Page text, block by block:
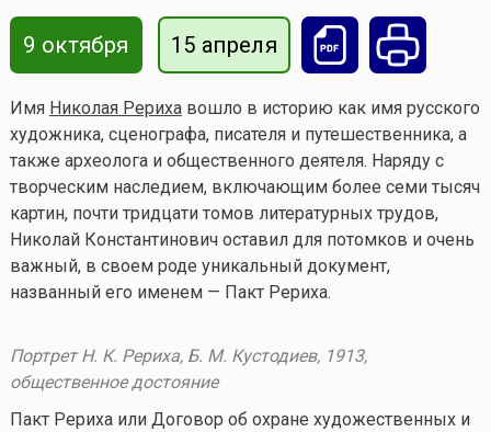
9 октября 15 апреля
Имя Николая Рерихавошло в историю как имя русского
художника, сценографа, писателя и путешественника, а
также археолога и общественного деятеля. Наряду с
творческим наследием, включающим более семи тысяч
картин, почти тридцати томов литературных трудов,
Николай Константинович оставил для потомков и очень
важный, в своем роде уникальный документ,
названный его именем — Пакт Рериха.
Портрет Н. К. Рериха, Б. М. Кустодиев, 1913,
общественное достояние
Пакт Рериха или Договор об охране художественных и